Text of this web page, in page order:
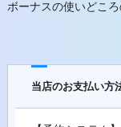
ボーナスの使いどこ
当店のお支払い方